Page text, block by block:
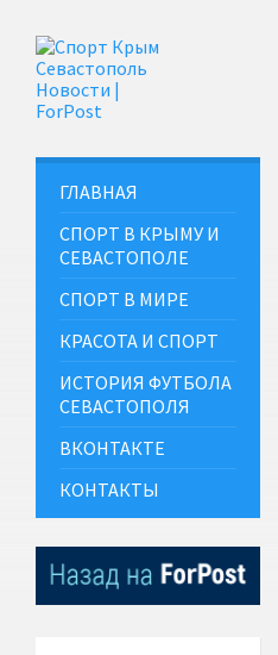
ГЛАВНАЯ
СПОРТ В КРЫМУ И
СЕВАСТОПОЛЕ
СПОРТ В МИРЕ
КРАСОТА И СПОРТ
ИСТОРИЯ ФУТБОЛА
СЕВАСТОПОЛЯ
ВКОНТАКТЕ
КОНТАКТЫ